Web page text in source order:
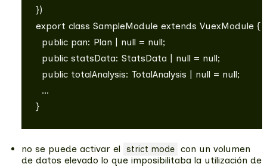
})
export class SampleModule extends VuexModule {
  public pan: Plan | null = null;
  public statsData: StatsData | null = null;
  public totalAnalysis: TotalAnalysis | null = null;
  ...
no se puede activar el strict mode con un volumen
de datos elevado lo que imposibilitaba la utilización de